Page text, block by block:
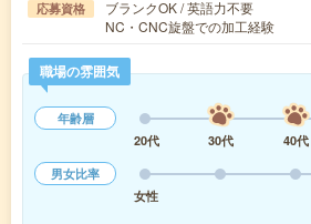
応募資格
ブランクOK / 英語力不要
NC・CNC旋盤での加工経験
職場の雰囲気
年齢層
20代
30代 40代
男女比率
女性